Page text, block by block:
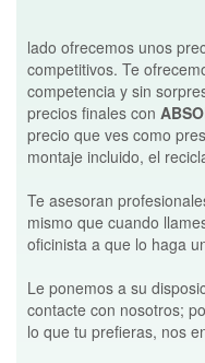
lado ofrecemos unos
competitivos. Te
competencia y sin
precios finales con
precio que ves como
montaje incluido, el
Te asesoran
mismo que cuando
oficinista a que lo haga
Le ponemos a su
contacte con nosotros;
lo que tu prefieras, nos